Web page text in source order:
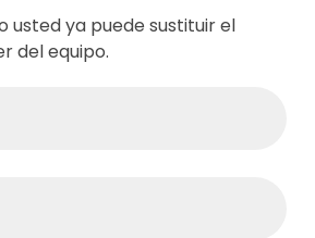
usted ya puede sustituir el
del equipo.